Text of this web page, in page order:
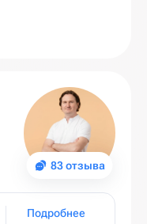
83 отзыва
Подробнее